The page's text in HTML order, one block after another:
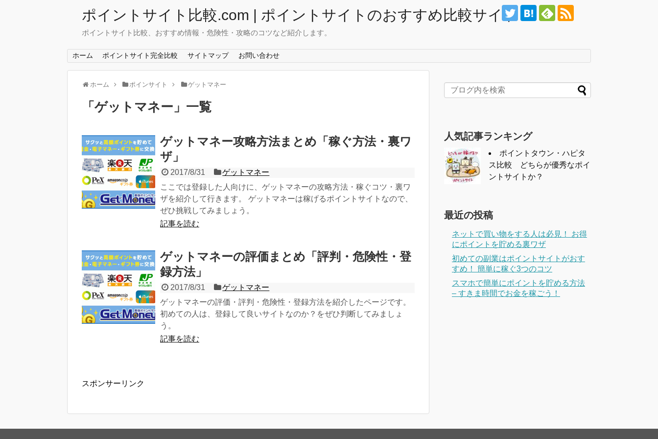
ポイントサイト比較.com | ポイントサイトのおすすめ比較サイト
ポイントサイト比較、おすすめ情報・危険性・攻略のコツなど紹介します。
ホーム ポイントサイト完全比較 サイトマップ お問い合わせ
ホーム ポインサイト ゲットマネー
「 ゲットマネー 」 一覧
ゲットマネー攻略方法まとめ「稼ぐ方法・裏ワ
ザ」
2017/8/31
ゲットマネー
ここでは登録した人向けに、ゲットマネーの攻略方法・稼ぐコツ・裏ワ
ザを紹介して行きます。 ゲットマネーは稼げるポイントサイトなので、
ぜひ挑戦してみましょう。
記事を読む
ゲットマネーの評価まとめ「評判・危険性・登
録方法」
2017/8/31
ゲットマネー
ゲットマネーの評価・評判・危険性・登録方法を紹介したページです。
初めての人は、登録して良いサイトなのか？をぜひ判断してみましょ
う。
記事を読む
スポンサーリンク
人気記事ランキング
ポイントタウン・ハピタ
ス比較 どちらが優秀なポイ
ントサイトか？
最近の投稿
ネットで買い物をする人は必見！ お得
にポイントを貯める裏ワザ
初めての副業はポイントサイトがおす
すめ！ 簡単に稼ぐ3つのコツ
スマホで簡単にポイントを貯める方法
– すきま時間でお金を稼ごう！